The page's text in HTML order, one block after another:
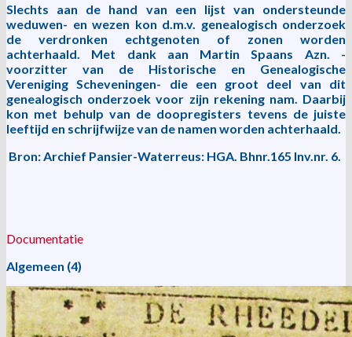
Slechts aan de hand van een lijst van ondersteunde
weduwen- en wezen kon d.m.v. genealogisch onderzoek
de verdronken echtgenoten of zonen worden
achterhaald. Met dank aan Martin Spaans Azn. -
voorzitter van de Historische en Genealogische
Vereniging Scheveningen- die een groot deel van dit
genealogisch onderzoek voor zijn rekening nam. Daarbij
kon met behulp van de doopregisters tevens de juiste
leeftijd en schrijfwijze van de namen worden achterhaald.
Bron: Archief Pansier-Waterreus: HGA. Bhnr.165 Inv.nr. 6.
Documentatie
Algemeen (4)